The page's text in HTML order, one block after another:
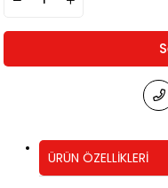
ÜRÜN ÖZELLIKLERI